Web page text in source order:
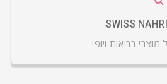
SWISS
בריאות ויופי